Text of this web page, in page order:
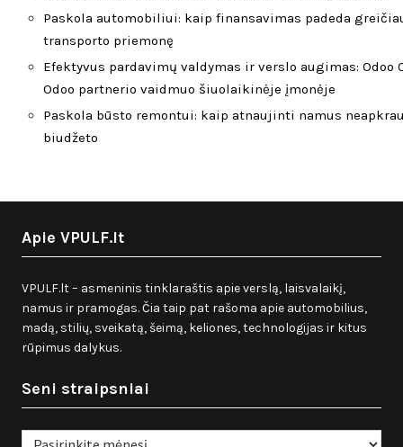
Paskola automobiliui: kaip finansavimas padeda
transporto priemonę
Efektyvus pardavimų valdymas ir verslo augimas: Odoo
Odoo partnerio vaidmuo šiuolaikinėje įmonėje
Paskola būsto remontui: kaip atnaujinti namus
biudžeto
Apie VPULF.lt
VPULF.lt – asmeninis tinklaraštis apie verslą, laisvalaikį,
namus ir pramogas. Čia taip pat rašoma apie automobilius,
madą, stilių, sveikatą, šeimą, keliones, technologijas ir kitus
rūpimus dalykus.
Seni straipsniai
Seni